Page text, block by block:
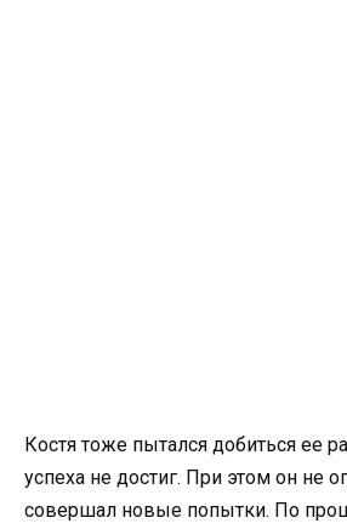
Костя тоже пытался добиться ее
успеха не достиг. При этом он не
совершал новые попытки. По